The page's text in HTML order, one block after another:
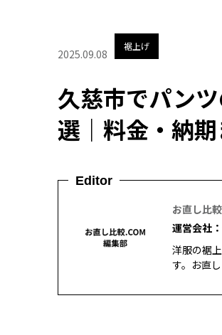
2025.09.08
裾上げ
久慈市でパン
選｜料金・納
Editor
お直し比
運営会社
洋服の裾
す。お直